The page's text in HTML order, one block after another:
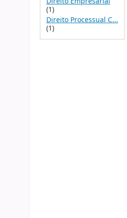
(1)
Direito Processual C...
(1)